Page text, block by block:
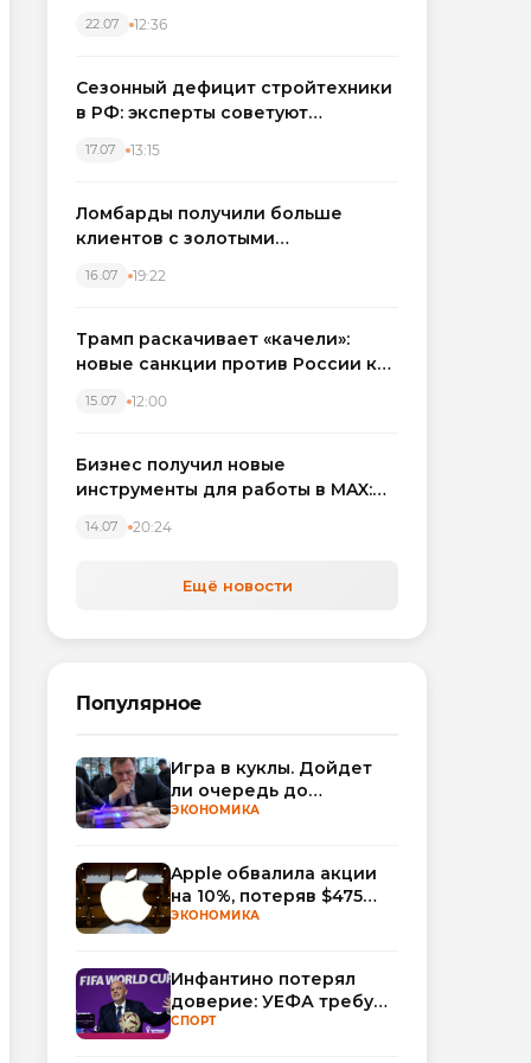
Западном регионе
22.07 12:36
Сезонный дефицит стройтехники
в РФ: эксперты советуют
17.07 13:15
Ломбарды получили больше
клиентов с золотыми
вырос на фоне подорожания
16.07 19:22
Трамп раскачивает «качели»:
новые санкции против России как
15.07 12:00
Бизнес получил новые
инструменты для работы в MAX:
автоматизируют обработку
14.07 20:24
Ещё новости
Популярное
Игра в куклы. Дойдет
ли очередь до
Миллера?
ЭКОНОМИКА
Apple обвалила акции
на 10%, потеряв $475
млрд капитализации
ЭКОНОМИКА
Инфантино потерял
доверие: УЕФА требует
смены руководства
СПОРТ